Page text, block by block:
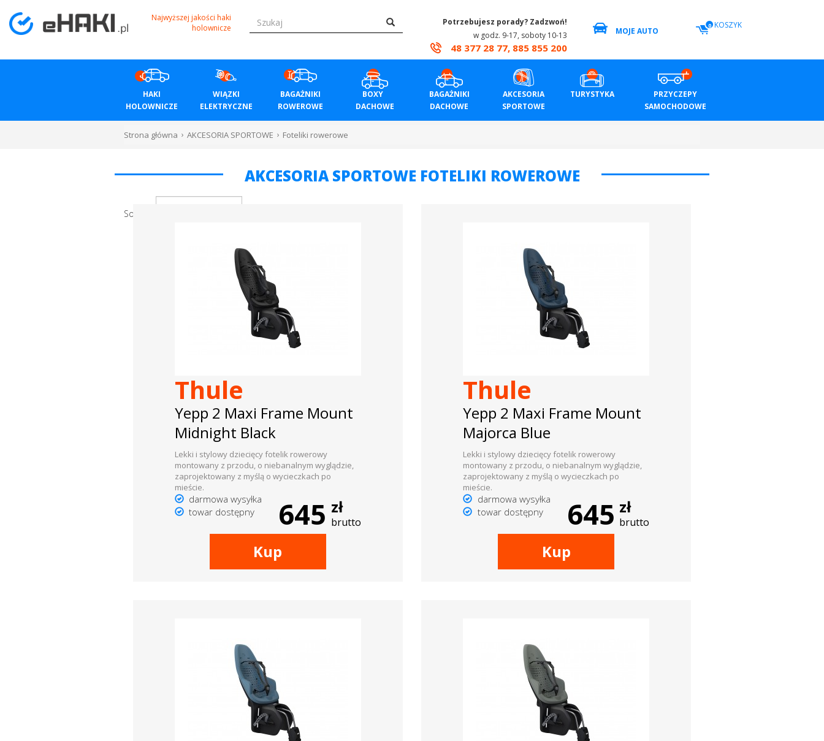
Menu
Najwyższej jakości haki
holownicze
Potrzebujesz porady? Zadzwoń!
w godz. 9-17, soboty 10-13
48 377 28 77, 885 855 200
MOJE AUTO
0 KOSZYK
HAKI
HOLOWNICZE
WIĄZKI
ELEKTRYCZNE
BAGAŻNIKI
ROWEROWE
BOXY
DACHOWE
BAGAŻNIKI
DACHOWE
AKCESORIA
SPORTOWE
TURYSTYKA
PRZYCZEPY
SAMOCHODOWE
Strona główna AKCESORIA SPORTOWE Foteliki rowerowe
AKCESORIA SPORTOWE FOTELIKI ROWEROWE
Sortuj
Thule
Yepp 2 Maxi Frame Mount
Midnight Black
Lekki i stylowy dziecięcy fotelik rowerowy
montowany z przodu, o niebanalnym wyglądzie,
zaprojektowany z myślą o wycieczkach po
mieście.
darmowa wysyłka
towar dostępny
645 zł
brutto
Kup
Thule
Yepp 2 Maxi Frame Mount
Majorca Blue
Lekki i stylowy dziecięcy fotelik rowerowy
montowany z przodu, o niebanalnym wyglądzie,
zaprojektowany z myślą o wycieczkach po
mieście.
darmowa wysyłka
towar dostępny
645 zł
brutto
Kup